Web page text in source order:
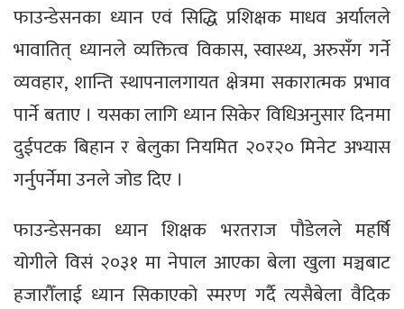
फाउन्डेसनका ध्यान एवं सिद्धि प्रशिक्षक माधव अर्यालले
भावातित् ध्यानले व्यक्तित्व विकास, स्वास्थ्य, अरुसँग गर्ने
व्यवहार, शान्ति स्थापनालगायत क्षेत्रमा सकारात्मक प्रभाव
पार्ने बताए । यसका लागि ध्यान सिकेर विधिअनुसार दिनमा
दुईपटक बिहान र बेलुका नियमित २०र२० मिनेट अभ्यास
गर्नुपर्नेमा उनले जोड दिए ।
फाउन्डेसनका ध्यान शिक्षक भरतराज पौडेलले महर्षि
योगीले विसं २०३१ मा नेपाल आएका बेला खुला मञ्चबाट
हजारौँलाई ध्यान सिकाएको स्मरण गर्दै त्यसैबेला वैदिक